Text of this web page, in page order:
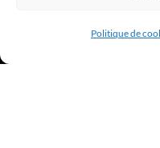
Politique de